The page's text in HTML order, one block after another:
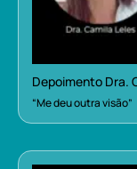
Depoimento Dra.
“Me deu outra visão”